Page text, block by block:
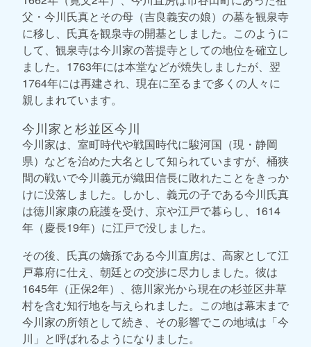
父・今川氏真とその母（吉良義安の娘）の墓を観泉寺
に移し、氏真を観泉寺の開基としました。このように
して、観泉寺は今川家の菩提寺としての地位を確立し
ました。1763年には本堂などが焼失しましたが、翌
1764年には再建され、現在に至るまで多くの人々に
親しまれています。
今川家と杉並区今川
今川家は、室町時代や戦国時代に駿河国（現・静岡
県）などを治めた大名として知られていますが、桶狭
間の戦いで今川義元が織田信長に敗れたことをきっか
けに没落しました。しかし、義元の子である今川氏真
は徳川家康の庇護を受け、京や江戸で暮らし、1614
年（慶長19年）に江戸で没しました。
その後、氏真の嫡孫である今川直房は、高家として江
戸幕府に仕え、朝廷との交渉に尽力しました。彼は
1645年（正保2年）、徳川家光から現在の杉並区井草
村を含む知行地を与えられました。この地は幕末まで
今川家の所領として続き、その影響でこの地域は「今
川」と呼ばれるようになりました。